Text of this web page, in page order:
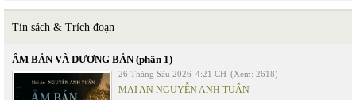
Tin sách & Trích đoạn
ÂM BẢN VÀ DƯƠNG BẢN (phần 1)
26 Tháng Sáu 2026 4:21 CH (Xem: 2618)
MAI AN NGUYỄN ANH TUẤN